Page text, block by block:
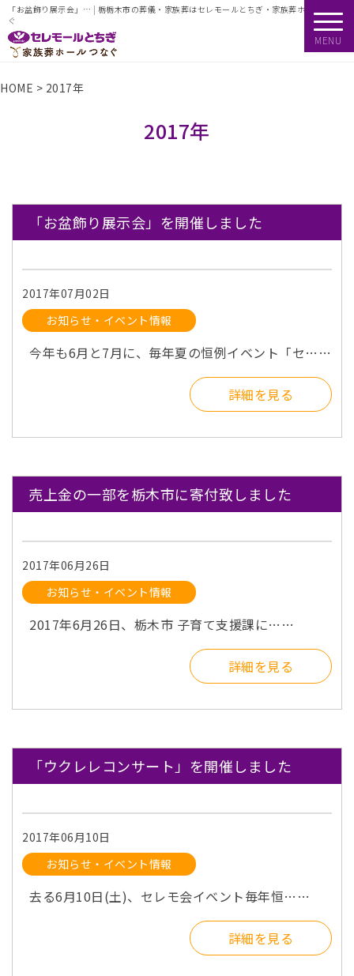
「お盆飾り展示会」… | 栃栃木市の葬儀・家族葬はセレモールとちぎ・家族葬ホールつな
ぐ
MENU
HOME > 2017年
2017年
「お盆飾り展示会」を開催しました
2017年07月02日
お知らせ・イベント情報
今年も6月と7月に、毎年夏の恒例イベント「セ……
詳細を見る
売上金の一部を栃木市に寄付致しました
2017年06月26日
お知らせ・イベント情報
2017年6月26日、栃木市 子育て支援課に……
詳細を見る
「ウクレレコンサート」を開催しました
2017年06月10日
お知らせ・イベント情報
去る6月10日(土)、セレモ会イベント毎年恒……
詳細を見る